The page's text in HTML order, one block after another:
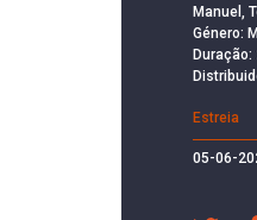
Manuel,
Género:
Duração:
Estreia
05-06-